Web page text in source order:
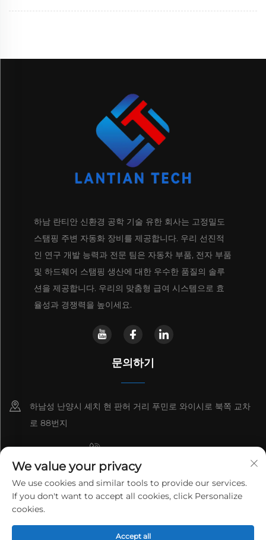
하남 란티안 신환경 공학 기술 유한 회사는 고정밀도
스탬핑 주변 자동화 장비를 제공합니다. 우리 선진적
인 연구 개발 능력과 전문 팀은 자동차 부품, 전자 부품
및 하드웨어 스탬핑 생산에 대한 우수한 품질의 솔루
션을 제공합니다. 우리의 맞춤형 급여 시스템으로 효
율성과 경쟁력을 높이세요.
문의하기
하남성 난양시 셰치 현 판허 거리 푸민로 와이시로 북쪽 교차
로 88번지
+8615993153189
+86-13137795975
[email protected]
PROTECTION ENGINEERING TECHNOLOGY CO., LTD. 모든 권리
We value your privacy
We use cookies and similar tools to provide our services.
If you don't want to accept all cookies, click Personalize
cookies.
Accept all